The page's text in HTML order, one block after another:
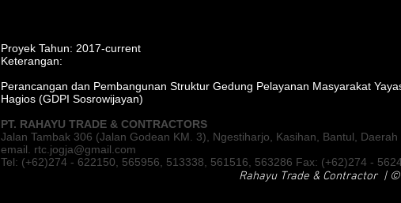
Proyek Tahun: 2017-current
Keterangan:
Perancangan dan Pembangunan Struktur Gedung Pelayanan Masyarakat
Hagios (GDPI Sosrowijayan)
PT. RAHAYU TRADE & CONTRACTORS
Jalan Tambak 306 (Jalan Godean KM. 3), Ngestiharjo, Kasihan, Bantul,
email. rtc.jogja@gmail.com
Tel: (+62)274 - 622150, 565956, 513338, 561516, 563286 Fax: (+62)274 -
Rahayu Trade & Contractor | ©